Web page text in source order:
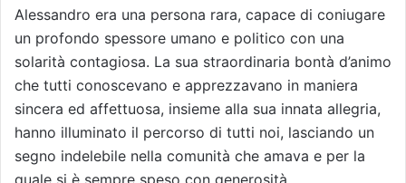
Alessandro era una persona rara, capace di coniugare
un profondo spessore umano e politico con una
solarità contagiosa. La sua straordinaria bontà d’animo
che tutti conoscevano e apprezzavano in maniera
sincera ed affettuosa, insieme alla sua innata allegria,
hanno illuminato il percorso di tutti noi, lasciando un
segno indelebile nella comunità che amava e per la